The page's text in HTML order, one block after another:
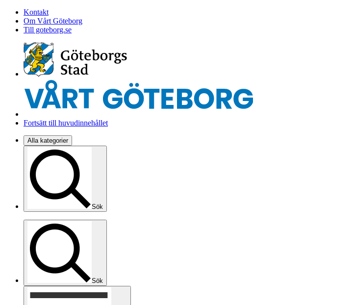
Kontakt
Om Vårt Göteborg
Till goteborg.se
Fortsätt till huvudinnehållet
Alla kategorier
Sök
Sök